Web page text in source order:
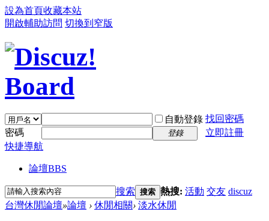
設為首頁收藏本站
開啟輔助訪問 切換到窄版
自動登錄 找回密碼
密碼
登錄
立即註冊
快捷導航
論壇BBS
搜索 搜索 熱搜: 活動 交友 discuz
台灣休閒論壇»論壇 › 休閒相關› 淡水休閒